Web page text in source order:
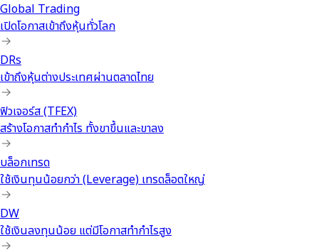
Global Trading
เปิดโอกาสเข้าถึงหุ้นทั่วโลก
DRs
เข้าถึงหุ้นต่างประเทศผ่านตลาดไทย
ฟิวเจอร์ส (TFEX)
สร้างโอกาสทำกำไร ทั้งขาขึ้นและขาลง
บล็อกเทรด
ใช้เงินทุนน้อยกว่า (Leverage) เทรดล็อตใหญ่
DW
ใช้เงินลงทุนน้อย แต่มีโอกาสทำกำไรสูง